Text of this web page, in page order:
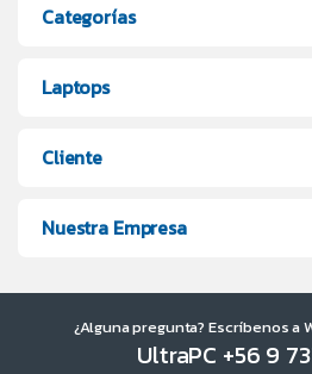
Categorías
Laptops
Cliente
Nuestra Empresa
¿Alguna pregunta? Escríbenos a
UltraPC +56 9